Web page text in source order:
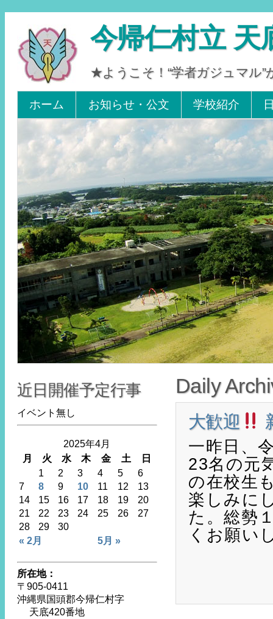
今帰仁村立 天
★ようこそ！“学者ガジュマル
Tel 0980-56-2405. Fax 0980-56-2242
ホーム お知らせ・公文 学校紹介
Daily
大歓迎
一昨日、
23名の元
の在校生
楽しみに
た。総勢
くお願い
近日開催予定行事
イベント無し
2025年4月
月
火 水 木 金 土 日
« 2月 5月 »
1 2 3 4 5
6
7
8 9 10 11 12
13
14
15 16 17 18 19
20
21
22 23 24 25 26
27
28
29 30
所在地：
〒905-0411
沖縄県国頭郡今帰仁村字
天底420番地